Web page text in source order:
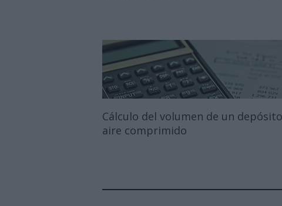
Cálculo del volumen de un
aire comprimido